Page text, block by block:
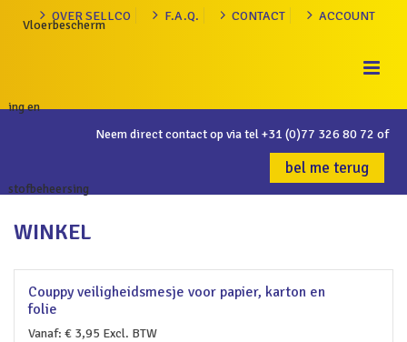
OVER SELLCO F.A.Q. CONTACT ACCOUNT
Neem direct contact op via tel+31 (0)77 326 80 72 of
bel me terug
WINKEL
Couppy veiligheidsmesje voor papier, karton en
folie
Vanaf: € 3,95 Excl. BTW